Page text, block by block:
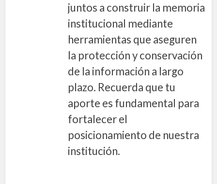
juntos a construir la memoria
institucional mediante
herramientas que aseguren
la protección y conservación
de la información a largo
plazo. Recuerda que tu
aporte es fundamental para
fortalecer el
posicionamiento de nuestra
institución.